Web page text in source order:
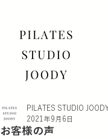
お客様の声
PILATES STUDIO
2021年9月6日